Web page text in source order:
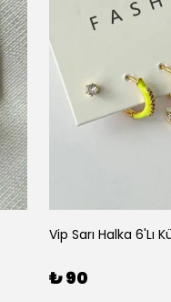
Vip Sarı Halka 6'Lı
₺ 90